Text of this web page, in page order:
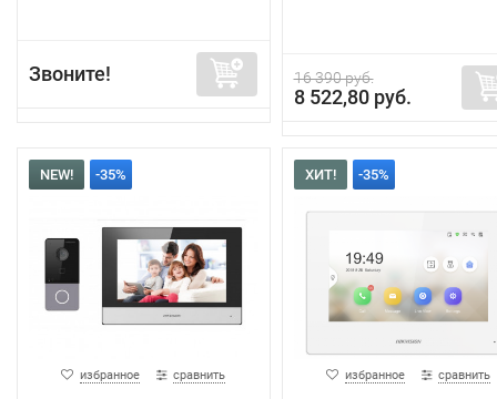
Звоните! 16 390 руб.
8 522,80 руб.
NEW! -35%
избранное сравнить
ХИТ! -35%
избранное сравнить